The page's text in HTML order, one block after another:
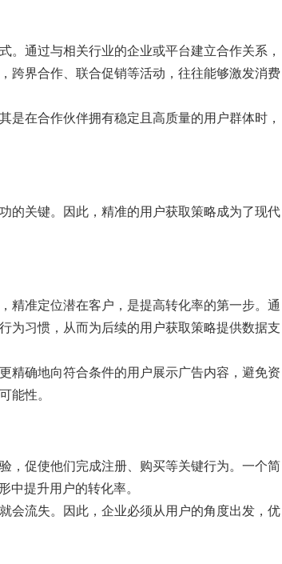
通过与相关行业的企业或平台建立合作关系，
跨界合作、联合促销等活动，往往能够激发消费
在合作伙伴拥有稳定且高质量的用户群体时，
的关键。因此，精准的用户获取策略成为了现代
精准定位潜在客户，是提高转化率的第一步。通
为习惯，从而为后续的用户获取策略提供数据支
精确地向符合条件的用户展示广告内容，避免资
能性。
，促使他们完成注册、购买等关键行为。一个简
提升用户的转化率。
会流失。因此，企业必须从用户的角度出发，优